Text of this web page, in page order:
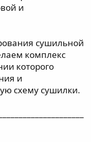
и
сушильной
комплекс
которого
и
схему сушилки.